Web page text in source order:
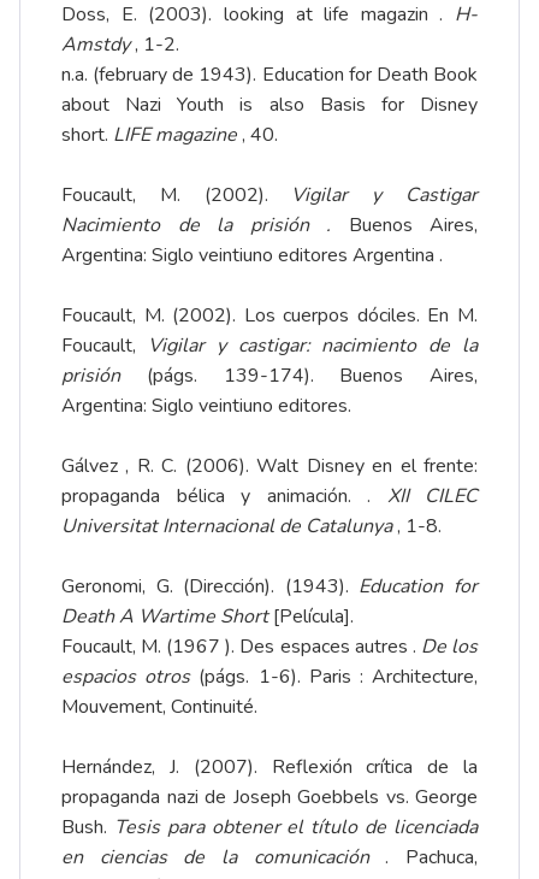
Doss, E. (2003). looking at life magazin . H-
Amstdy, 1-2.
n.a. (february de 1943). Education for Death Book
about Nazi Youth is also Basis for Disney
short. LIFE magazine, 40.
Foucault, M. (2002).
Vigilar y Castigar
Nacimiento de la prisión . Buenos Aires,
Argentina: Siglo veintiuno editores Argentina .
Foucault, M. (2002). Los cuerpos dóciles. En M.
Foucault,
Vigilar y castigar: nacimiento de la
prisión(págs. 139-174). Buenos Aires,
Argentina: Siglo veintiuno editores.
Gálvez , R. C. (2006). Walt Disney en el frente:
propaganda bélica y animación. . XII CILEC
Universitat Internacional de Catalunya, 1-8.
Geronomi, G. (Dirección). (1943). Education for
Death A Wartime Short[Película].
Foucault, M. (1967 ). Des espaces autres . De los
espacios otros (págs. 1-6). Paris : Architecture,
Mouvement, Continuité.
Hernández, J. (2007). Reflexión crítica de la
propaganda nazi de Joseph Goebbels vs. George
Bush. Tesis para obtener el título de licenciada
en ciencias de la comunicación. Pachuca,